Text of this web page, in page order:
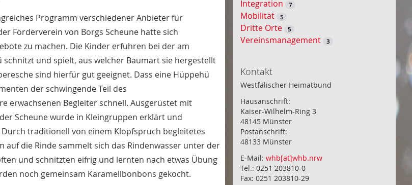
Programm verschiedener Anbieter für
Förderverein von Borgs Scheune hatte sich
zu machen. Die Kinder erfuhren bei der am
und spielt, aus welcher Baumart sie hergestellt
sind hierfür gut geeignet. Dass eine Hüppehü
der schwingende Teil des
erwachsenen Begleiter schnell. Ausgerüstet mit
Scheune wurde in Kleingruppen erklärt und
traditionell von einem Klopfspruch begleitetes
die Rinde sammelt sich das Rindenwasser unter der
und schnitzten eifrig und lernten nach etwas Übung
noch gemeinsam Karamellbonbons gekocht.
Integration 7
Mobilität 5
Dritte Orte 5
Vereinsmanagement 3
Kontakt
Westfälischer Heimatbund
Hausanschrift:
Kaiser-Wilhelm-Ring 3
48145 Münster
Postanschrift:
48133 Münster
E-Mail: whb[at]whb.nrw
Tel.: 0251 203810-0
Fax: 0251 203810-29